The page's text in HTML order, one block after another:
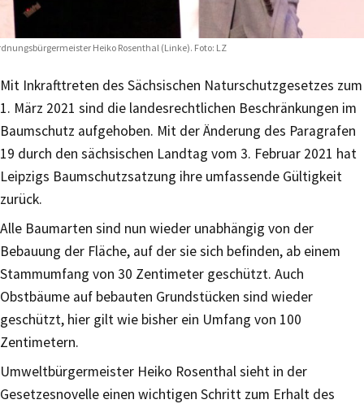
Heiko Rosenthal (Linke). Foto: LZ
Mit Inkrafttreten des Sächsischen Naturschutzgesetzes zum
1. März 2021 sind die landesrechtlichen Beschränkungen im
Baumschutz aufgehoben. Mit der Änderung des Paragrafen
19 durch den sächsischen Landtag vom 3. Februar 2021 hat
Leipzigs Baumschutzsatzung ihre umfassende Gültigkeit
zurück.
Alle Baumarten sind nun wieder unabhängig von der
Bebauung der Fläche, auf der sie sich befinden, ab einem
Stammumfang von 30 Zentimeter geschützt. Auch
Obstbäume auf bebauten Grundstücken sind wieder
geschützt, hier gilt wie bisher ein Umfang von 100
Zentimetern.
Umweltbürgermeister Heiko Rosenthal sieht in der
Gesetzesnovelle einen wichtigen Schritt zum Erhalt des